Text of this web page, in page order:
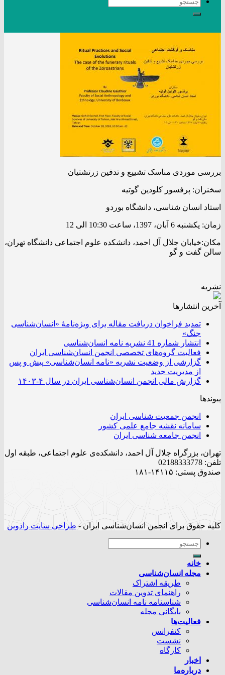
بررسی موردی مناسک تشییع و تدفین زرتشتیان
سخنران: پرفسور کلودین گوتیه
استاد انسان شناسی، دانشگاه بوردو
زمان: یکشنبه 6 آبان، 1397، ساعت 10:30 الی 12
مکان:خیابان جلال آل احمد، دانشکده علوم اجتماعی دانشگاه تهران،
سالن گفت و گو
نشریه
آخرین انتشار‌ها
تمدید فراخوان دریافت مقاله برای ویژه‌نامۀ «انسان‌شناسی
جنگ»
انتشار شماره 41 نشریه نامه انسان‌شناسی
فعالیت گروه‌های تخصصی انجمن انسان‌شناسی ایران
گزارشی از وضعیت نشریه «نامه انسان‌شناسی» پیش و پس
از مدیریت جدید
گزارش مالی انجمن انسان‌شناسی ایران در سال ۴-۱۴۰۳
پیوندها
انجمن جمعیت شناسی ایران
سامانه نقشه جامع علمی کشور
انجمن جامعه شناسی ایران
تهران، بزرگراه جلال آل احمد، دانشکده‌ی علوم اجتماعی، طبقه اول
تلفن: 02188333778
صندوق پستی: ۱۴۱۱۵-۱۸۱
کلیه حقوق برای انجمن انسان‌شناسی ایران - طراحی سایت رادوین
خانه
مجله انسان‌شناسی
طریقه اشتراک
راهنمای تدوین مقالات
شناسنامه نامه انسان‌شناسی
بایگانی مجله
فعالیت‌ها
کنفرانس
نشست
کارگاه
اخبار
درباره‌ما